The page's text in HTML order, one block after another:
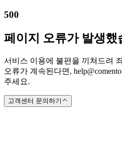
500
페이지 오류가 발생했
서비스 이용에 불편을 끼쳐드려
오류가 계속된다면,
주세요.
고객센터 문의하기